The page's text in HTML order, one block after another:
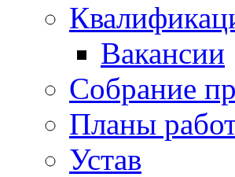
Вакансии
Собрание
Планы
Устав